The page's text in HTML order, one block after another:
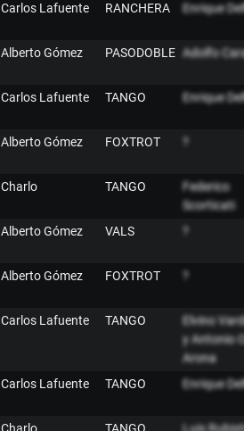
Carlos Lafuente RANCHERA Enrique
Alberto Gómez PASODOBLE Adolfo
Carlos Lafuente TANGO Enrique
Alberto Gómez FOXTROT ?
Charlo TANGO
Federico
Scorticati
Alberto Gómez VALS ?
Alberto Gómez FOXTROT ?
Carlos Lafuente TANGO
Elvino
y Antonio
Arona
Carlos Lafuente TANGO Enrique